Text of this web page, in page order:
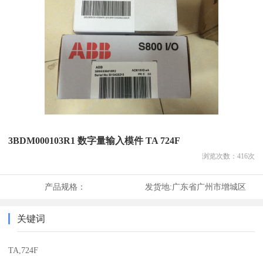
3BDM000103R1 数字量输入模件 TA 724F
浏览次数： 416次
产品规格： 发货地:广东省广州市增城区
关键词
TA,724F